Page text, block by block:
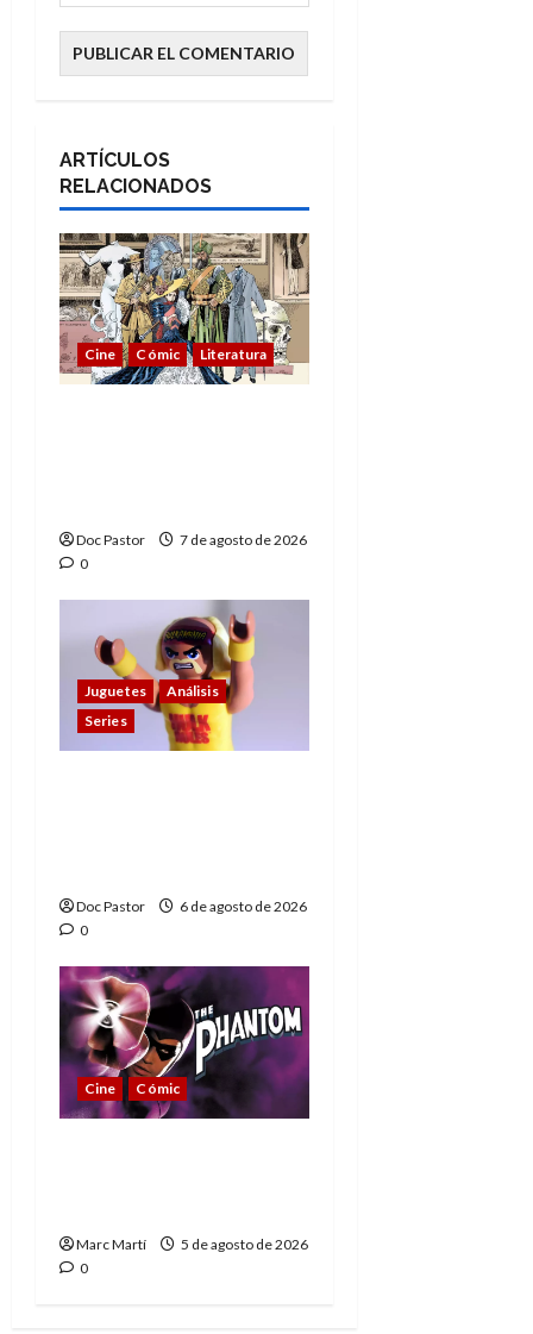
ARTÍCULOS
RELACIONADOS
Cine Cómic Literatura
Doc Pastor
7 de agosto de 2026
0
Juguetes
Análisis
Series
Doc Pastor
6 de agosto de 2026
0
Cine Cómic
Marc Martí
5 de agosto de 2026
0